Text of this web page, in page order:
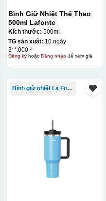
Ưu điểm
Độ bám dính lên bề
mặt vật liệu rất tốt,
không phai theo thời
bị lem
Chất liệu in decal
phong phú, dễ dàng
Bình Giữ Nhiệt Thể Thao
500ml Lafonte
Kích thước: 500ml
TG sản xuất: 10 ngày
3**.000 ₫
Đăng kýhoặc Đăng nhậpđể xem giá
Bình giữ nhiệt La Fonte